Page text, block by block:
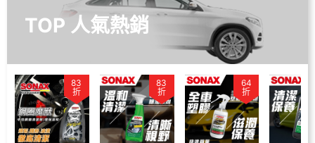
TOP 人氣熱銷
83
折
83
折